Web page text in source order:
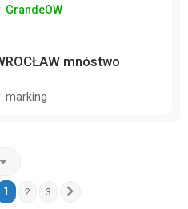
GrandeOW
mnóstwo
marking
1 2 3